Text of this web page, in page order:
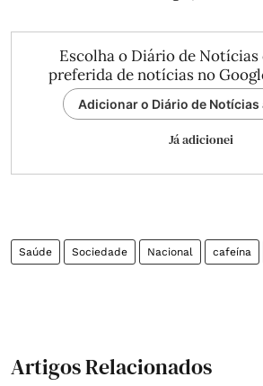
Escolha o Diário de
preferida de notícias no
Adicionar o Diário de Notícias
Já adicionei
Saúde Sociedade Nacional cafeína
Artigos Relacionados